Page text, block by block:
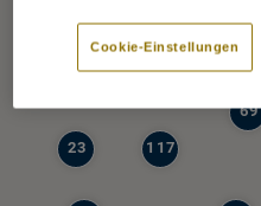
77
117
69
23
Cookie-Einstellungen